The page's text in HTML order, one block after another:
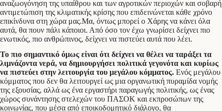
αναζωογόνηση της υπαίθρου και των αγροτικών περιοχών και σοβαρή
αντιμετώπιση της κλιματικής κρίσης που επιδεινώνεται κάθε χρόνο
επικίνδυνα στη χώρα μας.Μα, όντως μπορεί ο Χάρης να κάνει όλα
αυτά, θα πουν πάλι κάποιοι. Από όσο τον έχω γνωρίσει δείχνει πιο
ενωτικός, πιο ανθρώπινος, δείχνει να πιστεύει αυτά που λέει.
Το πιο σημαντικό όμως είναι ότι δείχνει να θέλει να ταράξει τα
λιμνάζοντα νερά, να δημιουργήσει πολιτικά γεγονότα και κυρίως
να πιστεύει στην λειτουργία του μεγάλου κόμματος. Ενός μεγάλου
κόμματος που δεν θα λειτουργεί ως μια οργανωτική πυραμίδα νομής
της εξουσίας, αλλά ως ένα εργαστήρι παραγωγής πολιτικής, ως ένας
χώρος συνάντησης στελεχών του ΠΑΣΟΚ και εκπροσώπων της
κοινωνίας, που μέσα από εποικοδομητικό διάλογο, θα